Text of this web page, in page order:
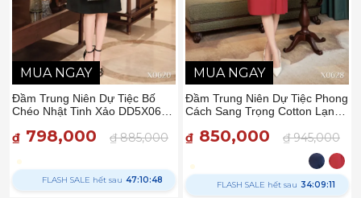
MUA NGAY
Đầm Trung Niên Dự Tiệc Bố
Chéo Nhật Tinh Xảo DD5X0620
₫ 798,000 ₫ 885,000
FLASH SALE hết sau 47:10:47
MUA NGAY
Đầm Trung Niên Dự Tiệc Phong
Cách Sang Trọng Cotton Lạnh
₫ 850,000 ₫ 945,000
FLASH SALE hết sau 34:09:10